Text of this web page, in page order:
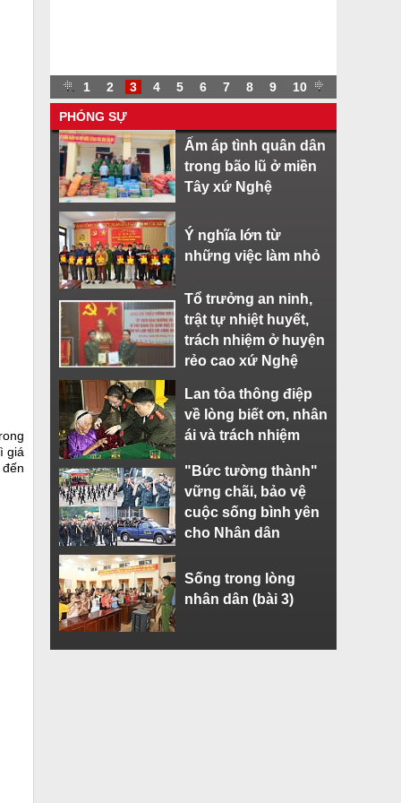
giá
. 1 2 3 4 5 6 7 8 9 10 .
PHÓNG SỰ
Ấm áp tình quân dân
trong bão lũ ở miền
Tây xứ Nghệ
Ý nghĩa lớn từ
những việc làm nhỏ
Tổ trưởng an ninh,
trật tự nhiệt huyết,
trách nhiệm ở huyện
rẻo cao xứ Nghệ
Lan tỏa thông điệp
về lòng biết ơn, nhân
ái và trách nhiệm
"Bức tường thành"
vững chãi, bảo vệ
cuộc sống bình yên
cho Nhân dân
Sống trong lòng
nhân dân (bài 3)